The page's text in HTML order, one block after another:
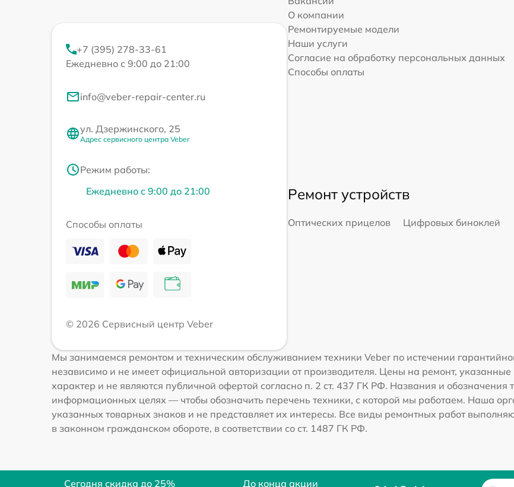
+7 (395) 278-33-61
Ежедневно с 9:00 до 21:00
info@veber-repair-center.ru
ул. Дзержинского, 25
Адрес сервисного центра Veber
Режим работы:
Ежедневно с 9:00 до 21:00
Способы оплаты
© 2026 Сервисный центр Veber
О компании
Ремонтируемые модели
Наши услуги
Согласие на обработку персональных данных
Способы оплаты
Ремонт устройств
Оптических прицелов Цифровых биноклей
Мы занимаемся ремонтом и техническим обслуживанием техники Veber по истечении
независимо и не имеет официальной авторизации от производителя. Цены на ремонт,
характер и не являются публичной офертой согласно п. 2 ст. 437 ГК РФ. Названия и обозначения
информационных целях — чтобы обозначить перечень техники, с которой мы работаем. Наша
указанных товарных знаков и не представляет их интересы. Все виды ремонтных работ
в законном гражданском обороте, в соответствии со ст. 1487 ГК РФ.
Сегодня скидка до 25% До конца акции